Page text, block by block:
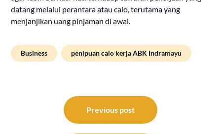
datang melalui perantara atau calo, terutama yang
menjanjikan uang pinjaman di awal.
Business penipuan calo kerja ABK Indramayu
navigation
Previous post